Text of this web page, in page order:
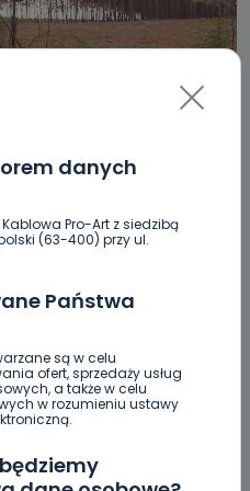
danych
Pro-Art z siedzibą
(63-400) przy ul.
Państwa
są w celu
ofert, sprzedaży usług
a także w celu
w rozumieniu ustawy